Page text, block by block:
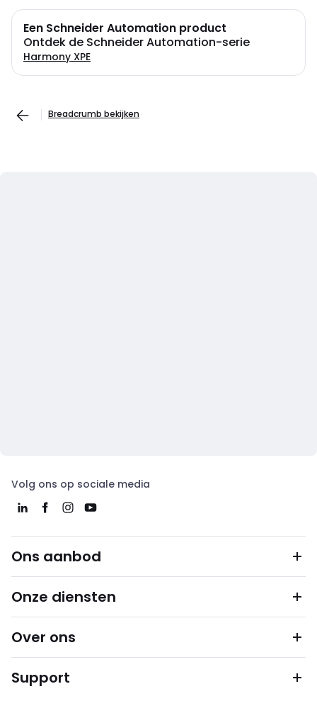
Een Schneider Automation product
Ontdek de Schneider Automation-serie
Harmony XPE
Breadcrumb bekijken
Volg ons op sociale media
Ons aanbod
Onze diensten
Over ons
Support